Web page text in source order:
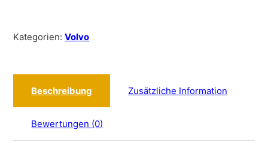
Kategorien:Volvo
Beschreibung Zusätzliche Information
Bewertungen (0)